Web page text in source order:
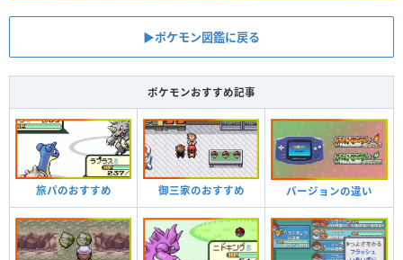
▶︎ポケモン図鑑に戻る
ポケモンおすすめ記事
旅パのおすすめ 御三家のおすすめ バージョンの違い